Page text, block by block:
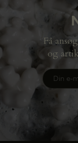
Få
og